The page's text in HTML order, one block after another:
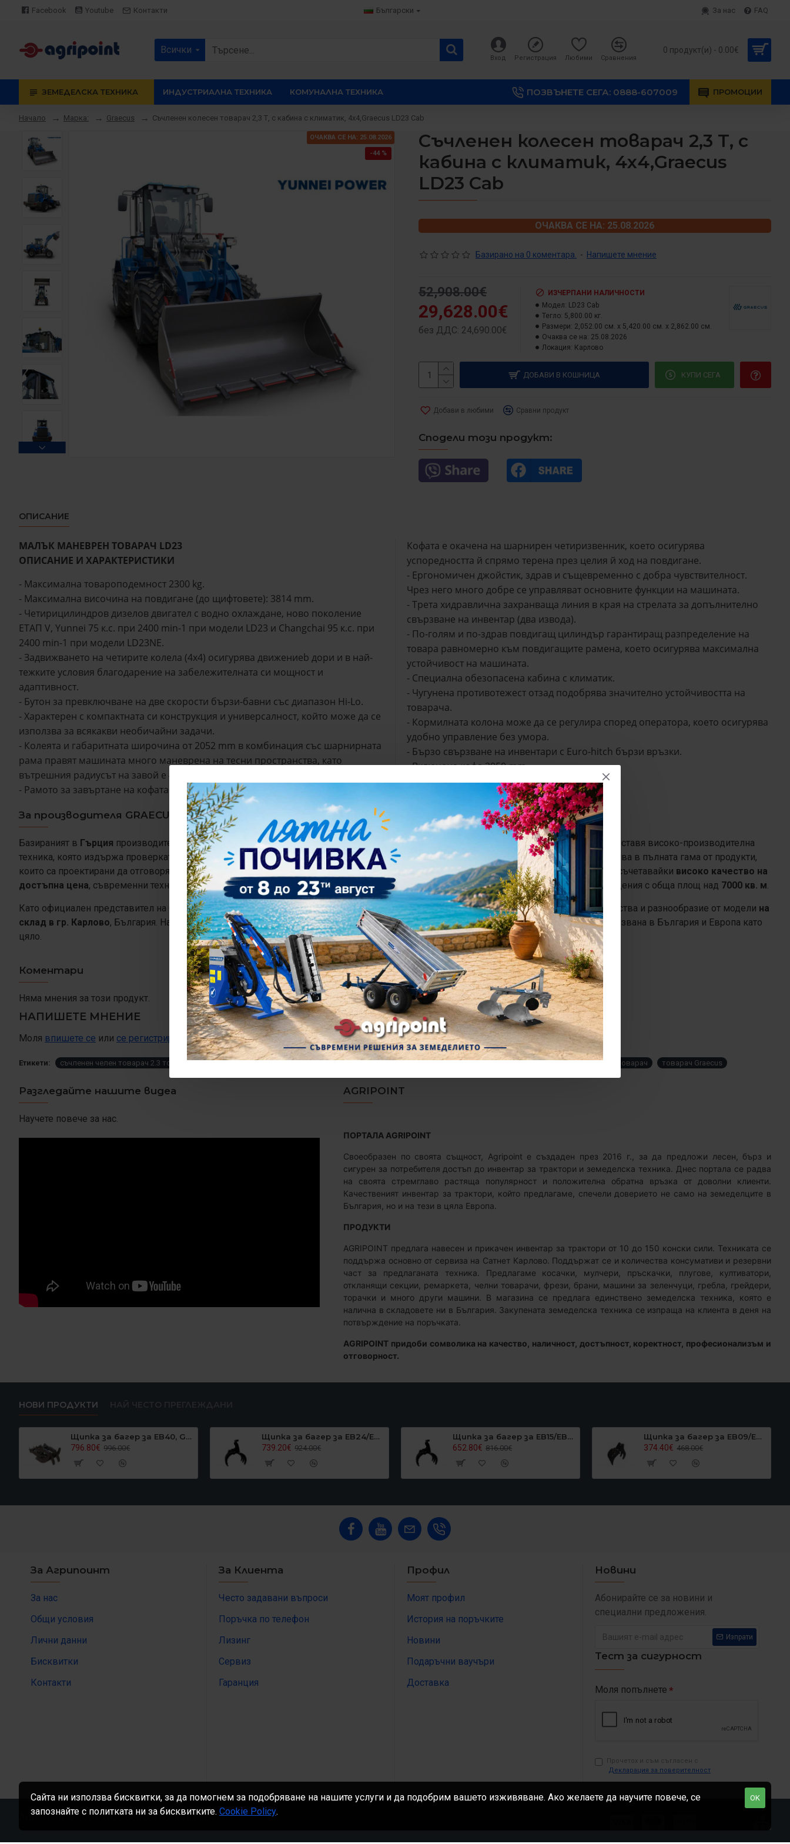
Facebook Youtube Контакти Български За нас FAQ
Всички
Вход Регистрация Любими Сравнения
0 продукт(и) - 0.00€
ЗЕМЕДЕЛСКА ТЕХНИКА ИНДУСТРИАЛНА ТЕХНИКА КОМУНАЛНА ТЕХНИКА ПОЗВЪНЕТЕ СЕГА: 0888-607009 ПРОМОЦИИ
Начало Марка: Graecus Съчленен колесен товарач 2,3 Т, с кабина с климатик, 4х4,Graecus LD23 Cab
-44 %
ОЧАКВА СЕ НА: 25.08.2026
Съчленен колесен товарач 2,3 Т, с
кабина с климатик, 4х4,Graecus
LD23 Cab
ОЧАКВА СЕ НА: 25.08.2026
Базирано на 0 коментара. - Напишете мнение
29,628.00€
52,908.00€
без ДДС: 24,690.00€
ИЗЧЕРПАНИ НАЛИЧНОСТИ
Модел: LD23 Cab
Тегло: 5,800.00 кг.
Размери: 2,052.00 см. x 5,420.00 см. x 2,862.00 см.
Очаква се на: 25.08.2026
Локация: Карлово
ДОБАВИ В КОШНИЦА КУПИ СЕГА
Добави в любими Сравни продукт
Сподели този продукт:
ОПИСАНИЕ
МАЛЪК МАНЕВРЕН ТОВАРАЧ LD23
ОПИСАНИЕ И ХАРАКТЕРИСТИКИ
- Максимална товароподемност 2300 kg.
- Максимална височина на повдигане (до щифтовете): 3814 mm.
- Четирицилиндров дизелов двигател с водно охлаждане, ново поколение
ЕТАП V, Yunnei 75 к.с. при 2400 min-1 при модели LD23 и Changchai 95 к.с. при
2400 min-1 при модели LD23NE.
- Задвижването на четирите колела (4x4) осигурява движениеb дори и в най-
тежките условия благодарение на забележителната си мощност и
адаптивност.
- Бутон за превключване на две скорости бързи-бавни със диапазон Hi-Lo.
- Характерен с компактната си конструкция и универсалност, който може да се
използва за всякакви необичайни задачи.
- Колеята и габаритната широчина от 2052 mm в комбинация със шарнирната
рама правят машината много маневрена на тесни пространства, като
вътрешния радиусът на завой е 4595 mm, а външният 5120 mm.
- Рамото за завъртане на кофата е особено здраво и устойчиво на усукване.
Кофата е окачена на шарнирен четиризвенник, което осигурява
успоредността й спрямо терена през целия й ход на повдигане.
- Ергономичен джойстик, здрав и същевременно с добра чувствителност.
Чрез него много добре се управляват основните функции на машината.
- Трета хидравлична захранваща линия в края на стрелата за допълнително
свързване на инвентар (два извода).
- По-голям и по-здрав повдигащ цилиндър гарантиращ разпределение на
товара равномерно към повдигащите рамена, което осигурява максимална
устойчивост на машината.
- Специална обезопасена кабина с климатик.
- Чугунена противотежест отзад подобрява значително устойчивостта на
товарача.
- Кормилната колона може да се регулира според оператора, което осигурява
удобно управление без умора.
- Бързо свързване на инвентари с Euro-hitch бързи връзки.
- Включена кофа 2050 mm.
- CE декларация за съответствие.
За производителя GRAECUS
Базираният в Гърция производител на селскостопанска, строителна и горска техникаGRAECUS
, води началото си от 1994 година. Предоставя високо-производителна
техника, която издържа проверката на времето при най-предизвикателните условия. Ангажимент на фирмата към качеството се отразява в пълната гама от продукти,
които са проектирани да отговорят на разнообразните нужди на фермери, строителни специалисти и горско стопанство в цяла Европа, съчетавайки високо качество на
достъпна цена, съвременни технологии и иновации. Фирмата разполага с производствени цехове, покрити складове и работни помещения с обща площ над 7000 кв. м.
Като официален представител на GRAECUS за България,Agripointизвършва ежеседмичен внос на техника и поддържа големи количества и разнообразие от модели на
склад в гр. Карлово, България. Нашите специалисти са подбрали подходящите продукти съответстващи на земеделската техника използвана в България и Европа като
цяло.
Коментари
Няма мнения за този продукт.
НАПИШЕТЕ МНЕНИЕ
Моля впишете се или се регистрирайте,за да напишете мнение
Етикети: съчленен челен товарач 2.3 тона челен товарач с кабина съчленен товарач с климатик товарач 4x4 тежкотоварен товарач строителен товарач товарач Graecus
Разгледайте нашите видеа
Научете повече за нас.
AGRIPOINT
ПОРТАЛА AGRIPOINT
Своеобразен по своята същност, Agripoint е създаден през 2016 г., за да предложи лесен, бърз и
сигурен за потребителя достъп до инвентар за трактори и земеделска техника. Днес портала се радва
на своята стремглаво растяща популярност и положителна обратна връзка от доволни клиенти.
Качественият инвентар за трактори, който предлагаме, спечели доверието не само на земеделците в
България, но и на тези в цяла Европа.
ПРОДУКТИ
AGRIPOINT предлага навесен и прикачен инвентар за трактори от 10 до 150 конски сили. Техниката се
поддържа основно от сервиза на Сатнет Карлово. Поддържат се и количества консумативи и резервни
част за предлаганата техника. Предлагаме косачки, мулчери, пръскачки, плугове, култиватори,
откланящи секции, ремаркета, челни товарачи, фрези, брани, машини за зеленчуци, гребла, грейдери,
торачки и много други машини. В магазина се предлага единствено земеделска техника, която е
налична в складовете ни в България. Закупената земеделска техника се изпраща на клиента в деня на
потвърждение на поръчката.
AGRIPOINT придоби сомволика на качество, наличност, достъпност, коректност, професионализъм и
отговорност.
НОВИ ПРОДУКТИ
Щипка за багер за EB40, Graecus EB40GRAPPLER
796.80€ 996.00€
Щипка за багер за EB24/EB27, Graecus EB27GRAPPLER
739.20€ 924.00€
Щипка за багер за EB15/EB16/EB17/EB20, Graecus EB15GRAPPER
652.80€ 816.00€
Щипка за багер за EB09/EB10/EB12, Graecus EB10GRAPPLER
374.40€ 468.00€
За Агрипоинт
За нас
Общи условия
Лични данни
Бисквитки
Контакти
За Клиента
Често задавани въпроси
Поръчка по телефон
Лизинг
Сервиз
Гаранция
Профил
Моят профил
История на поръчките
Новини
Подаръчни ваучъри
Доставка
Новини
Абонирайте се за новини и
специални предложения.
Изпрати
Тест за сигурност
Моля попълнете
Прочетох и съм съгласен с
Декларация за поверителност
Агрипоинт © 1999-2026 Всички права запазени
OK
Сайта ни използва бисквитки, за да помогнем за подобряване на нашите услуги и да подобрим вашето изживяване. Ако желаете да научите повече, се
запознайте с политката ни за бисквитките. Cookie Policy.